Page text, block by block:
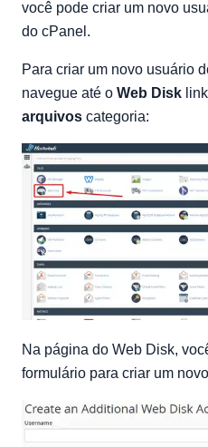
você pode criar um novo
do cPanel.
Para criar um novo usuário
navegue até o Web Disk
arquivos categoria:
Na página do Web Disk,
formulário para criar um